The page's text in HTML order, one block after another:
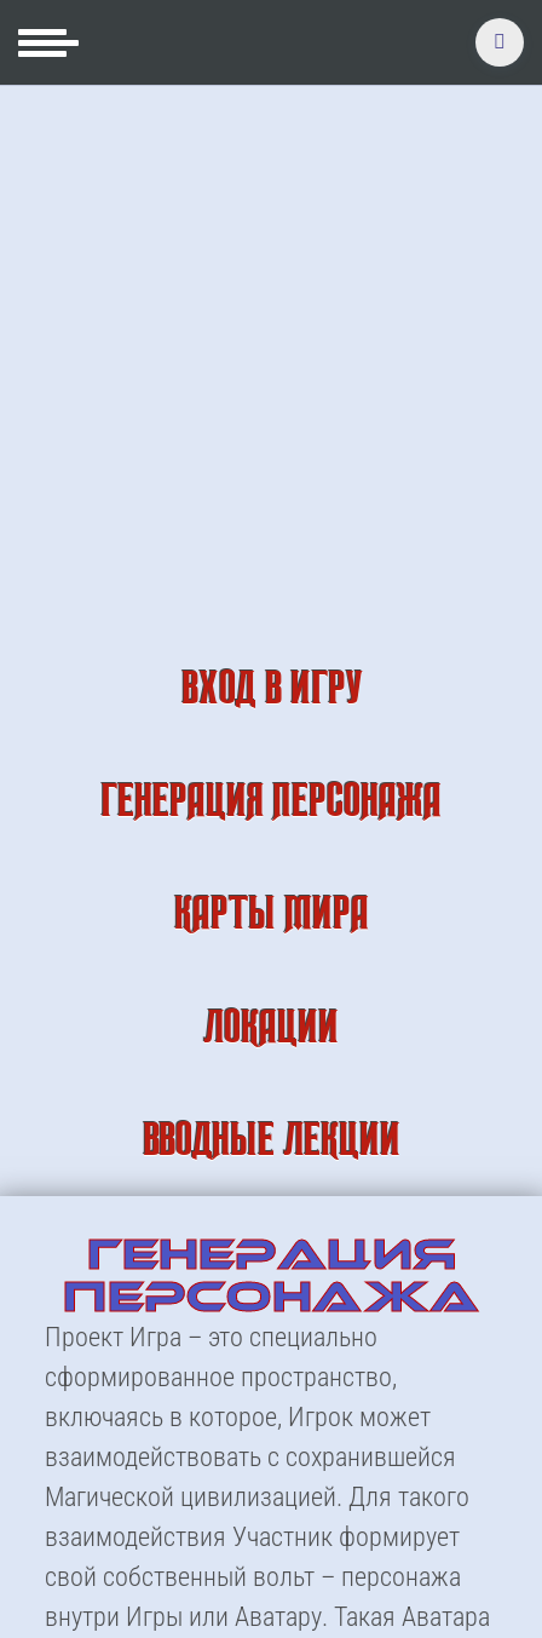
ВХОД В ИГРУ
ГЕНЕРАЦИЯ ПЕРСОНАЖА
КАРТЫ МИРА
ЛОКАЦИИ
ВВОДНЫЕ ЛЕКЦИИ
ГЕНЕРАЦИЯ
ПЕРСОНАЖА
Проект Игра – это специально
сформированное пространство,
включаясь в которое, Игрок может
взаимодействовать с сохранившейся
Магической цивилизацией. Для такого
взаимодействия Участник формирует
свой собственный вольт – персонажа
внутри Игры или Аватару. Такая Аватара